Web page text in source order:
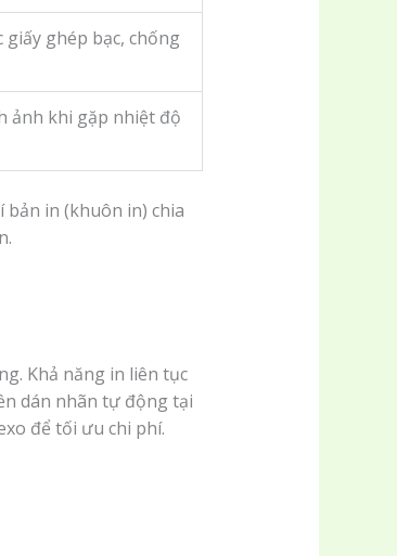
ghép bạc, chống
ảnh khi gặp nhiệt độ
in (khuôn in) chia
Khả năng in liên tục
dán nhãn tự động tại
để tối ưu chi phí.